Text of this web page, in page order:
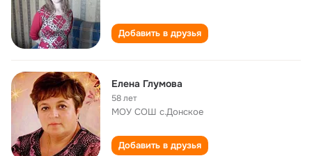
Добавить в друзья
Елена Глумова
58 лет
МОУ СОШ с.Донское
Добавить в друзья